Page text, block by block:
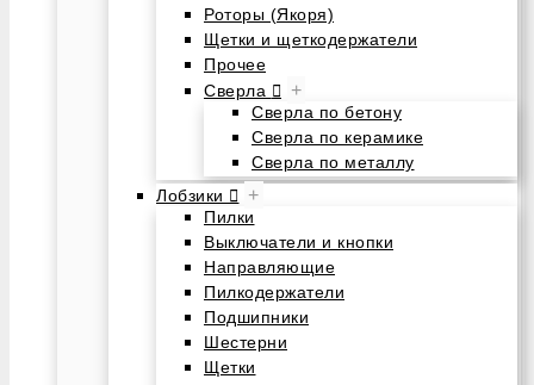
Роторы (Якоря)
Щетки и щеткодержатели
Прочее
Сверла
+
Сверла по бетону
Сверла по керамике
Сверла по металлу
Лобзики
+
Пилки
Выключатели и кнопки
Направляющие
Пилкодержатели
Подшипники
Шестерни
Щетки